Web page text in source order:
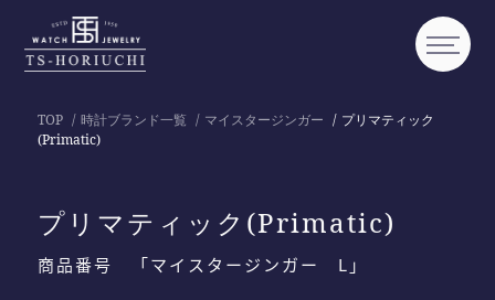
TOP 時計ブランド一覧 マイスタージンガー
プリマティック
(Primatic)
プリマティック(Primatic)
商品番号 「マイスタージンガー L」